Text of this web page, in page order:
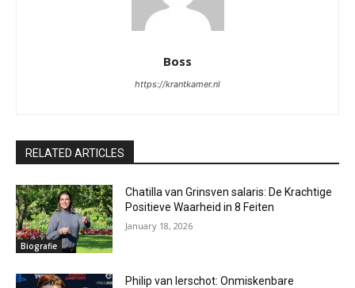
Boss
https://krantkamer.nl
RELATED ARTICLES
Biografie
Chatilla van Grinsven salaris: De Krachtige
Positieve Waarheid in 8 Feiten
January 18, 2026
Philip van Ierschot: Onmiskenbare